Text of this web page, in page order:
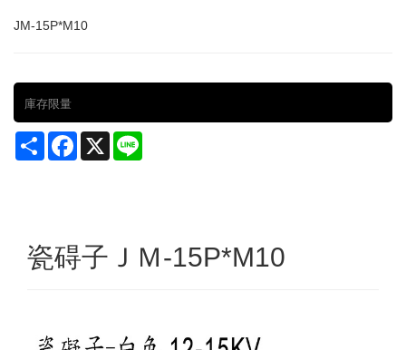
JM-15P*M10
庫存限量
Share Facebook
X
瓷碍子ＪＭ-15P*M10